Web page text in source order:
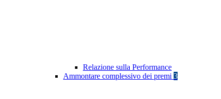
Relazione sulla Performance
Ammontare complessivo dei premi 3